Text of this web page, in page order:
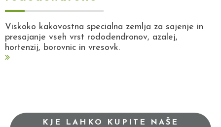
Viskoko kakovostna specialna zemlja za sajenje in
presajanje vseh vrst rododendronov, azalej,
hortenzij, borovnic in vresovk.
KJE LAHKO KUPITE NAŠE